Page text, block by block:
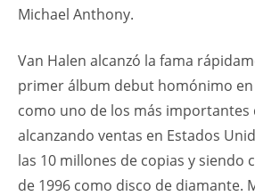
Michael Anthony.
Van Halen alcanzó la fama
primer álbum debut homónimo
como uno de los más importantes
alcanzando ventas en Estados
las 10 millones de copias y siendo
de 1996 como disco de diamante.